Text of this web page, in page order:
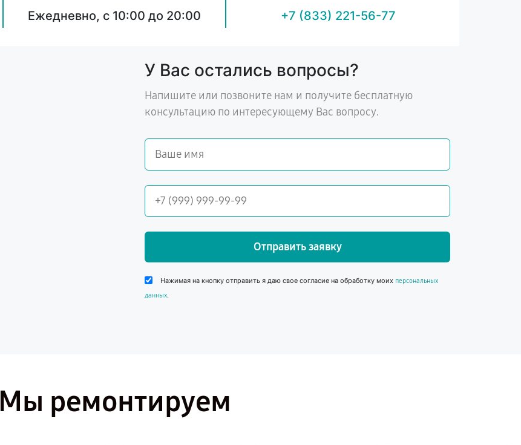
Ежедневно, с 10:00 до 20:00 +7 (833) 221-56-77
У Вас остались вопросы?
Напишите или позвоните нам и получите бесплатную
консультацию по интересующему Вас вопросу.
Отправить заявку
Нажимая на кнопку отправить я даю свое согласие на обработку моих персональных
данных.
Мы ремонтируем